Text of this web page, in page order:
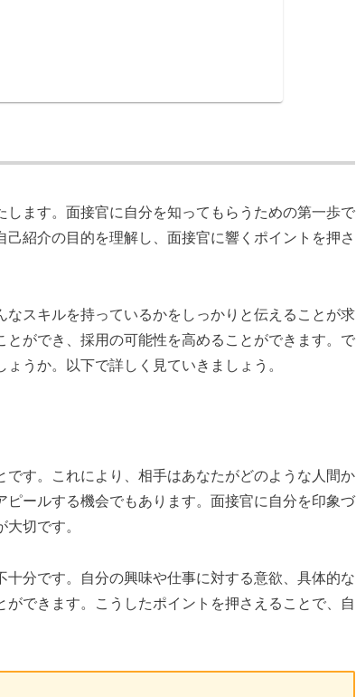
ます。面接官に自分を知ってもらうための第一歩で
紹介の目的を理解し、面接官に響くポイントを押さ
スキルを持っているかをしっかりと伝えることが求
ができ、採用の可能性を高めることができます。で
うか。以下で詳しく見ていきましょう。
す。これにより、相手はあなたがどのような人間か
ールする機会でもあります。面接官に自分を印象づ
切です。
分です。自分の興味や仕事に対する意欲、具体的な
できます。こうしたポイントを押さえることで、自